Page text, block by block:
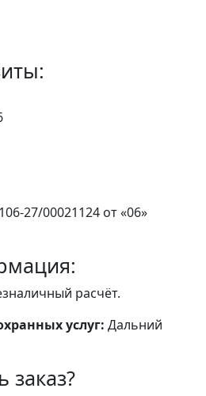
27/00021124 от «06»
расчёт.
услуг: Дальний
заказ?